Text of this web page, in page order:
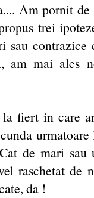
Am pornit
trei
sau
am mai ales
fiert in care
urmatoare
Cat de mari
raschetat de
da !